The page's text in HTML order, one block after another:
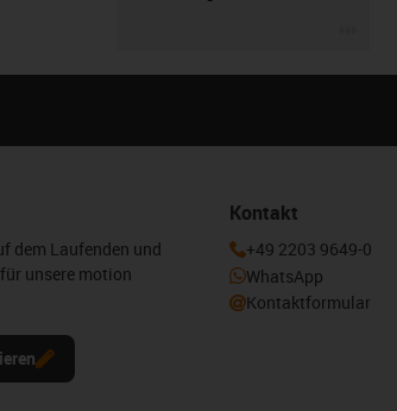
dem Laufenden und
unsere motion
Kontakt
+49 2203 9649-0
WhatsApp
Kontaktformular